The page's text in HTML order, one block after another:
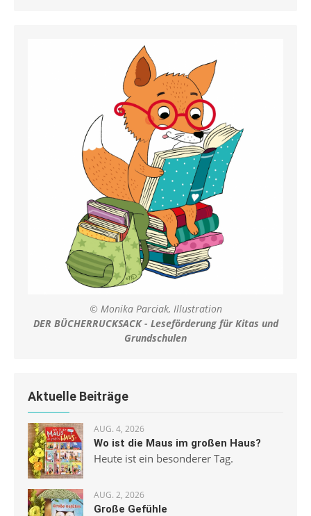
© Monika Parciak, Illustration
DER BÜCHERRUCKSACK - Leseförderung für Kitas und
Grundschulen
Aktuelle Beiträge
AUG. 4, 2026
Wo ist die Maus im großen Haus?
Heute ist ein besonderer Tag.
AUG. 2, 2026
Große Gefühle